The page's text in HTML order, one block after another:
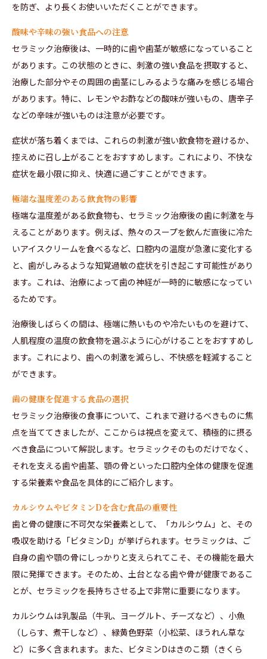
を防ぎ、より長くお使いいただくことができます。
酸味や辛味の強い食品への注意
セラミック治療後は、一時的に歯や歯茎が敏感になっていること
があります。この状態のときに、刺激の強い食品を摂取すると、
治療した部分やその周囲の歯茎にしみるような痛みを感じる場合
があります。特に、レモンやお酢などの酸味が強いもの、唐辛子
などの辛味が強いものは注意が必要です。
症状が落ち着くまでは、これらの刺激が強い飲食物を避けるか、
控えめに召し上がることをおすすめします。これにより、不快な
症状を最小限に抑え、快適に過ごすことができます。
極端な温度差のある飲食物の影響
極端な温度差がある飲食物も、セラミック治療後の歯に刺激を与
えることがあります。例えば、熱々のスープを飲んだ直後に冷た
いアイスクリームを食べるなど、口腔内の温度が急激に変化する
と、歯がしみるような知覚過敏の症状を引き起こす可能性があり
ます。これは、治療によって歯の神経が一時的に敏感になってい
るためです。
治療後しばらくの間は、極端に熱いものや冷たいものを避けて、
人肌程度の温度の飲食物を選ぶように心がけることをおすすめし
ます。これにより、歯への刺激を減らし、不快感を軽減すること
ができます。
歯の健康を促進する食品の選択
セラミック治療後の食事について、これまで避けるべきものに焦
点を当ててきましたが、ここからは視点を変えて、積極的に摂る
べき食品について解説します。セラミックそのものだけでなく、
それを支える歯や歯茎、顎の骨といった口腔内全体の健康を促進
する栄養素や食品を具体的にご紹介します。
カルシウムやビタミンDを含む食品の重要性
歯と骨の健康に不可欠な栄養素として、「カルシウム」と、その
吸収を助ける「ビタミンD」が挙げられます。セラミックは、ご
自身の歯や顎の骨にしっかりと支えられてこそ、その機能を最大
限に発揮できます。そのため、土台となる歯や骨が健康であるこ
とが、セラミックを長持ちさせる上で非常に重要になります。
カルシウムは乳製品（牛乳、ヨーグルト、チーズなど）、小魚
（しらす、煮干しなど）、緑黄色野菜（小松菜、ほうれん草な
ど）に多く含まれます。また、ビタミンDはきのこ類（きくら